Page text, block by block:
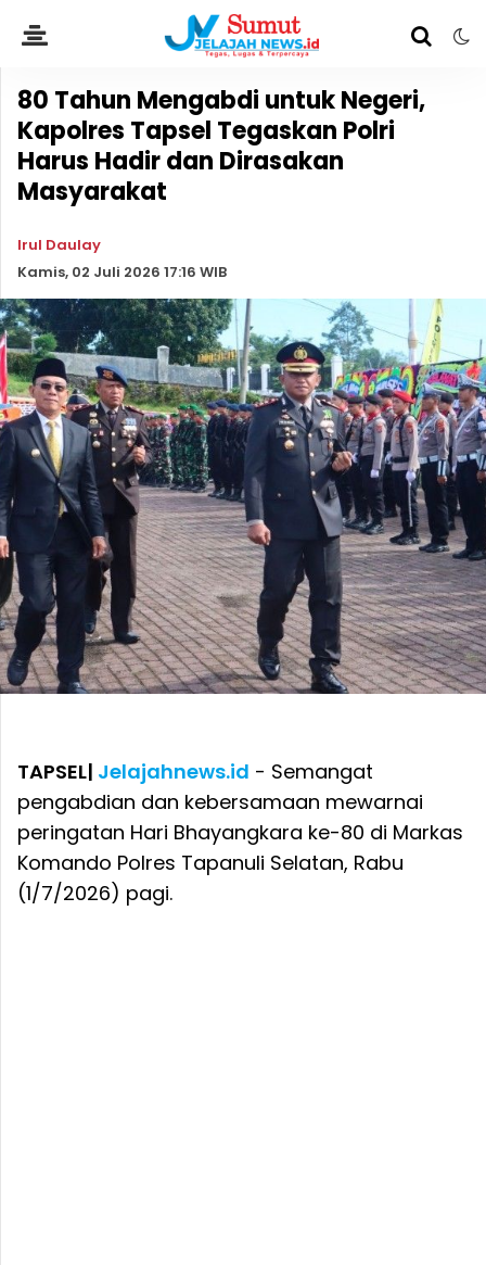
80 Tahun Mengabdi untuk Negeri,
Kapolres Tapsel Tegaskan Polri
Harus Hadir dan Dirasakan
Masyarakat
Irul Daulay
Kamis, 02 Juli 2026 17:16 WIB
TAPSEL| Jelajahnews.id - Semangat
pengabdian dan kebersamaan mewarnai
peringatan Hari Bhayangkara ke-80 di Markas
Komando Polres Tapanuli Selatan, Rabu
(1/7/2026) pagi.